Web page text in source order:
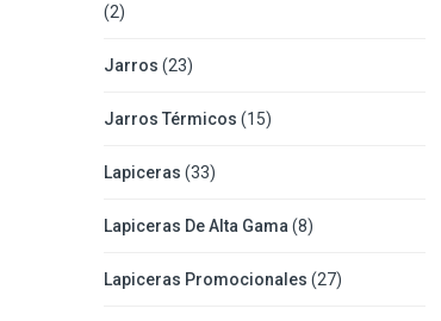
(2)
Jarros (23)
Jarros Térmicos (15)
Lapiceras (33)
Lapiceras De Alta Gama (8)
Lapiceras Promocionales (27)